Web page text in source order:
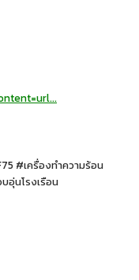
#เครื่องทำความร้อน
อุ่นโรงเรือน